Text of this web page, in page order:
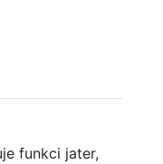
funkci jater,